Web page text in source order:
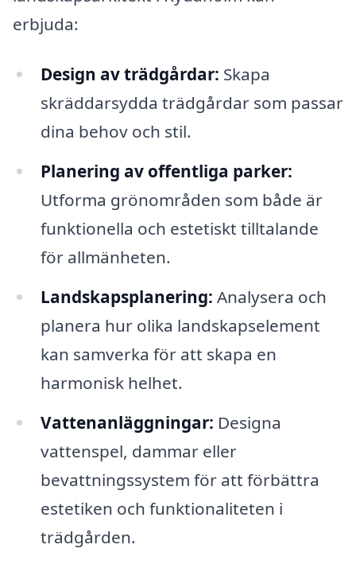
erbjuda:
Design av trädgårdar: Skapa
skräddarsydda trädgårdar som passar
dina behov och stil.
Planering av offentliga parker:
Utforma grönområden som både är
funktionella och estetiskt tilltalande
för allmänheten.
Landskapsplanering: Analysera och
planera hur olika landskapselement
kan samverka för att skapa en
harmonisk helhet.
Vattenanläggningar: Designa
vattenspel, dammar eller
bevattningssystem för att förbättra
estetiken och funktionaliteten i
trädgården.